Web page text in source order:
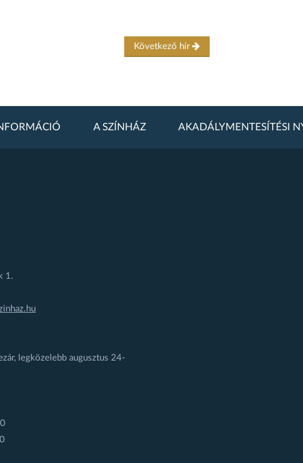
Következő hír
A SZÍNHÁZ AKADÁLYMENTESÍTÉSI
1.
legközelebb augusztus 24-